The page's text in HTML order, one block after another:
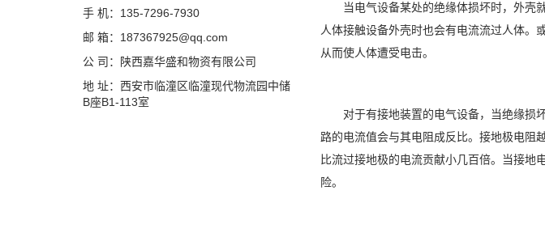
当电气设备某处的绝缘体损坏时，外壳就
人体接触设备外壳时也会有电流流过人体。
从而使人体遭受电击。
对于有接地装置的电气设备，当绝缘损坏
路的电流值会与其电阻成反比。接地极电阻
比流过接地极的电流贡献小几百倍。当接地
险。
手 机：135-7296-7930
邮 箱：187367925@qq.com
公 司：陕西嘉华盛和物资有限公司
地 址：西安市临潼区临潼现代物流园中储
B座B1-113室